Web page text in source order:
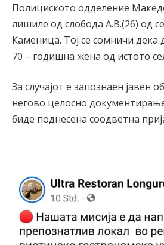
Полициското одделение
лишиле од слобода А.В.(26) од
Каменица. Тој се сомничи дека
70 – годишна жена од истото
За случајот е запознаен јавен
негово целосно
биде поднесена соодветна